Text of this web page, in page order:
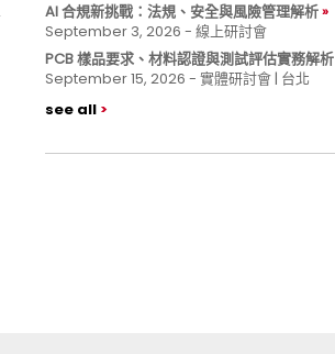
AI 合規新挑戰：法規、安全與風險管理解析
September 3, 2026 - 線上研討會
PCB 樣品要求、材料認證與測試評估實務解析
September 15, 2026 - 實體研討會 | 台北
see all